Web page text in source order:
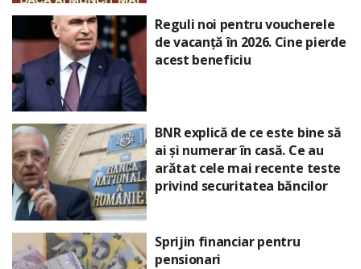
Reguli noi pentru voucherele
de vacanță în 2026. Cine pierde
acest beneficiu
BNR explică de ce este bine să
ai și numerar în casă. Ce au
arătat cele mai recente teste
privind securitatea băncilor
Sprijin financiar pentru
pensionari